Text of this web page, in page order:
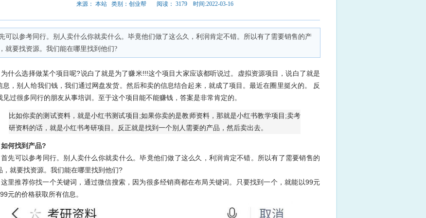
来源： 本站 类别： 创业帮阅读： 3179 时间:2022-03-16
可以参考同行。别人卖什么你就卖什么。毕竟他们做了这么久，利润肯定不错。所以有了需要销售的产
就要找资源。我们能在哪里找到他们?
为什么选择做某个项目呢?说白了就是为了赚米!!!这个项目大家应该都听说过。虚拟资源项目，说白了就是
息，别人给我们钱，我们通过网盘发货。然后和卖的信息结合起来，就成了项目。最近在圈里挺火的。 反
见过很多同行的朋友从事培训。至于这个项目能不能赚钱 ，答案是非常肯定的。
比如你卖的测试资料，就是小红书测试项目;如果你卖的是教师资料，那就是小红书教学项目;卖考
研资料的话，就是小红书考研项目。反正就是找到一个别人需要的产品 ，然后卖出去。
如何找到产品?
首先可以参考同行。别人卖什么你就卖什么。毕竟他们做了这么久，利润肯定不错。所以有了需要销售的
，就要找资源。我们能在哪里找到他们?
这里推荐你找一个关键词，通过微信搜索，因为很多经销商都在布局关键词。只要找到一个，就能以99元
元的价格获取所有信息。